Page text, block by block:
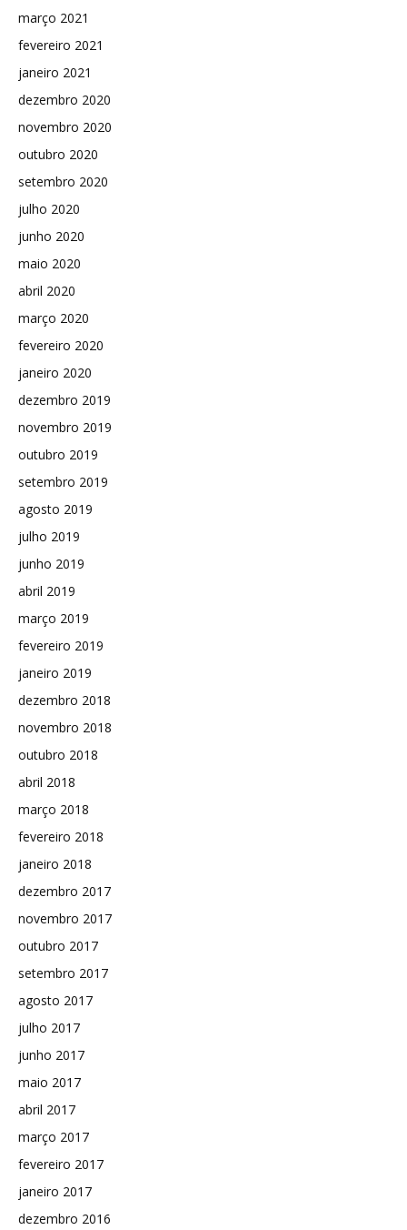
março 2021
fevereiro 2021
janeiro 2021
dezembro 2020
novembro 2020
outubro 2020
setembro 2020
julho 2020
junho 2020
maio 2020
abril 2020
março 2020
fevereiro 2020
janeiro 2020
dezembro 2019
novembro 2019
outubro 2019
setembro 2019
agosto 2019
julho 2019
junho 2019
abril 2019
março 2019
fevereiro 2019
janeiro 2019
dezembro 2018
novembro 2018
outubro 2018
abril 2018
março 2018
fevereiro 2018
janeiro 2018
dezembro 2017
novembro 2017
outubro 2017
setembro 2017
agosto 2017
julho 2017
junho 2017
maio 2017
abril 2017
março 2017
fevereiro 2017
janeiro 2017
dezembro 2016